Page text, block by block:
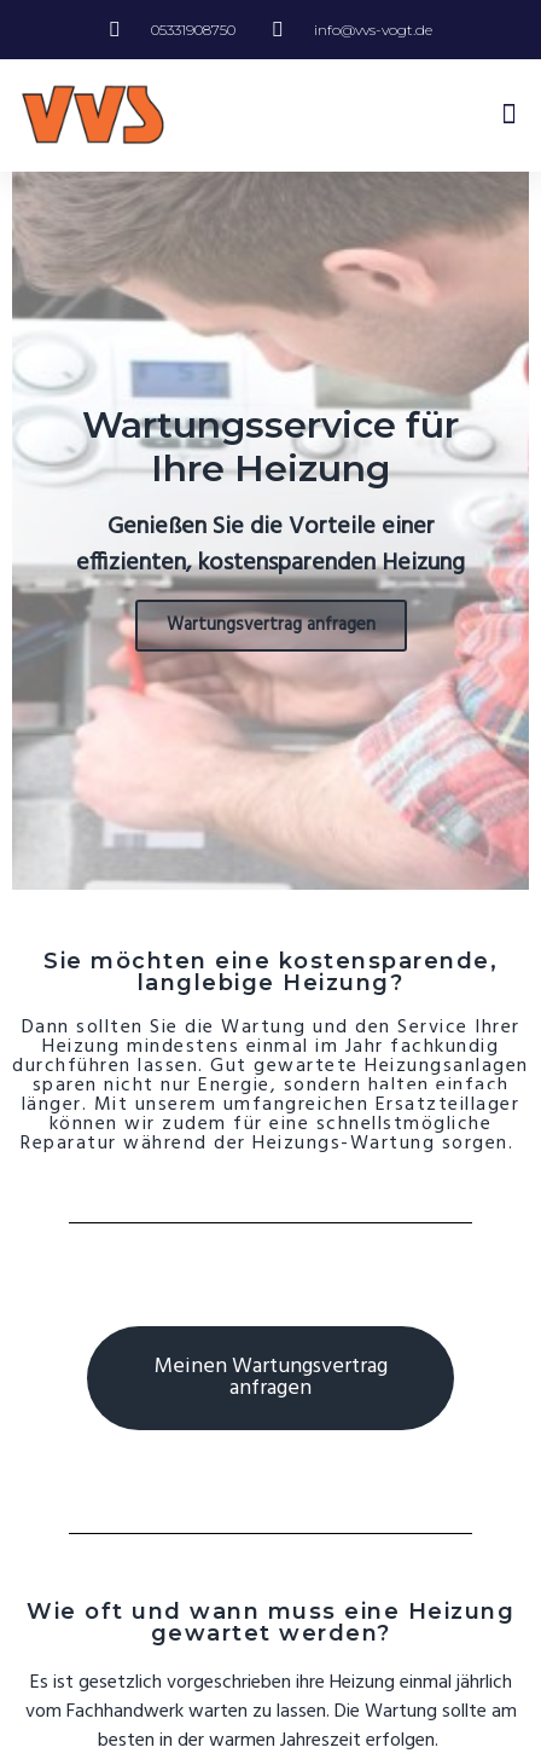
05331908750 info@vvs-vogt.de
Wartungsservice für
Ihre Heizung
Genießen Sie die Vorteile einer
effizienten, kostensparenden Heizung
Wartungsvertrag anfragen
Sie möchten eine kostensparende,
langlebige Heizung?
Dann sollten Sie die Wartung und den Service Ihrer
Heizung mindestens einmal im Jahr fachkundig
durchführen lassen. Gut gewartete Heizungsanlagen
sparen nicht nur Energie, sondern halten einfach
länger. Mit unserem umfangreichen Ersatzteillager
können wir zudem für eine schnellstmögliche
Reparatur während der Heizungs-Wartung sorgen.
Meinen Wartungsvertrag
anfragen
Wie oft und wann muss eine Heizung
gewartet werden?
Es ist gesetzlich vorgeschrieben ihre Heizung einmal jährlich
vom Fachhandwerk warten zu lassen. Die Wartung sollte am
besten in der warmen Jahreszeit erfolgen.